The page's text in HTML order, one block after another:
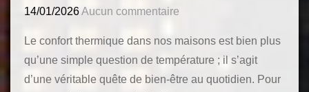
14/01/2026Aucun commentaire
Le confort thermique dans nos maisons est bien plus
qu’une simple question de température ; il s’agit
d’une véritable quête de bien-être au quotidien. Pour